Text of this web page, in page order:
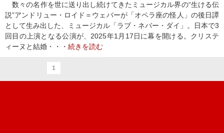
数々の名作を世に送り出し続けてきたミュージカル界の“生ける伝
説”アンドリュー・ロイド＝ウェバーが「オペラ座の怪人」の後日譚
として生み出した、ミュージカル「ラブ・ネバー・ダイ」。日本で3
回目の上演となる公演が、2025年1月17日に幕を開ける。クリステ
ィーヌと結婚・・・ 続きを読む
1